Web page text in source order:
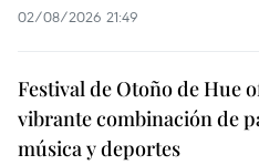
02/08/2026 21:49
Festival de Otoño de Hue
vibrante combinación de
música y deportes